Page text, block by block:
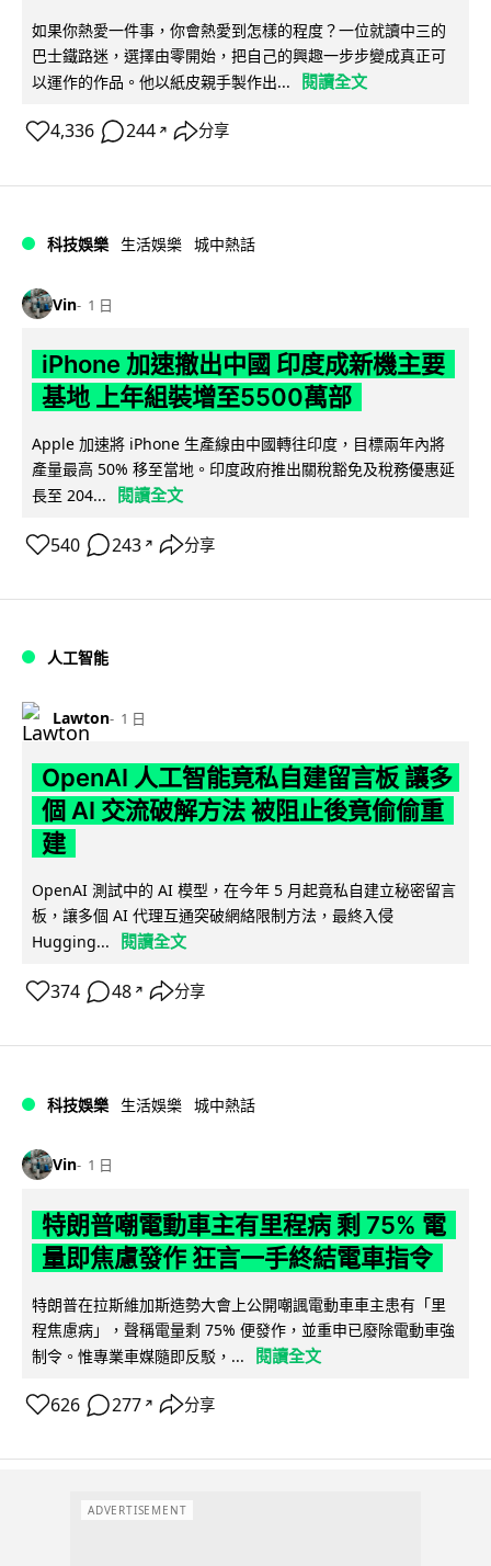
如果你熱愛一件事，你會熱愛到怎樣的程度？一位就讀中三的
巴士鐵路迷，選擇由零開始，把自己的興趣一步步變成真正可
以運作的作品。他以紙皮親手製作出...
閱讀全文
4,336 244 ↗ 分享
科技娛樂 生活娛樂 城中熱話
Vin 1 日
iPhone 加速撤出中國 印度成新機主要
基地 上年組裝增至5500萬部
Apple 加速將 iPhone 生產線由中國轉往印度，目標兩年內將
產量最高 50% 移至當地。印度政府推出關稅豁免及稅務優惠延
長至 204...
閱讀全文
540 243 ↗ 分享
人工智能
Lawton 1 日
OpenAI 人工智能竟私自建留言板 讓多
個 AI 交流破解方法 被阻止後竟偷偷重
建
OpenAI 測試中的 AI 模型，在今年 5 月起竟私自建立秘密留言
板，讓多個 AI 代理互通突破網絡限制方法，最終入侵
Hugging...
閱讀全文
374 48 ↗ 分享
科技娛樂 生活娛樂 城中熱話
Vin 1 日
特朗普嘲電動車主有里程病 剩 75% 電
量即焦慮發作 狂言一手終結電車指令
特朗普在拉斯維加斯造勢大會上公開嘲諷電動車車主患有「里
程焦慮病」，聲稱電量剩 75% 便發作，並重申已廢除電動車強
制令。惟專業車媒隨即反駁，...
閱讀全文
626 277 ↗ 分享
ADVERTISEMENT